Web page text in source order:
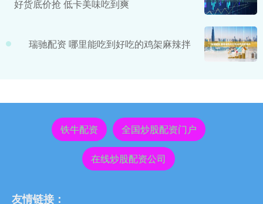
好货底价抢 低卡美味吃到爽
瑞驰配资 哪里能吃到好吃的鸡架麻辣拌
铁牛配资 全国炒股配资门户
在线炒股配资公司
友情链接：